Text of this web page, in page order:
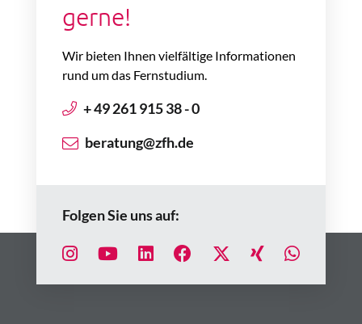
gerne!
Wir bieten Ihnen vielfältige Informationen
rund um das Fernstudium.
+ 49 261 915 38 - 0
beratung@zfh.de
Folgen Sie uns auf: